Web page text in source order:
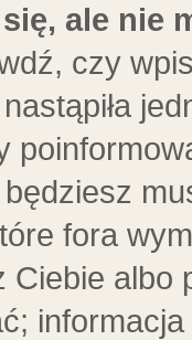
ale nie
czy
fora
Ciebie albo